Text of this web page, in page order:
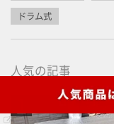
ドラム式
人気の記事